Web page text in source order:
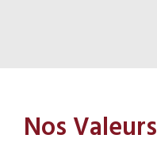
Nos Valeurs